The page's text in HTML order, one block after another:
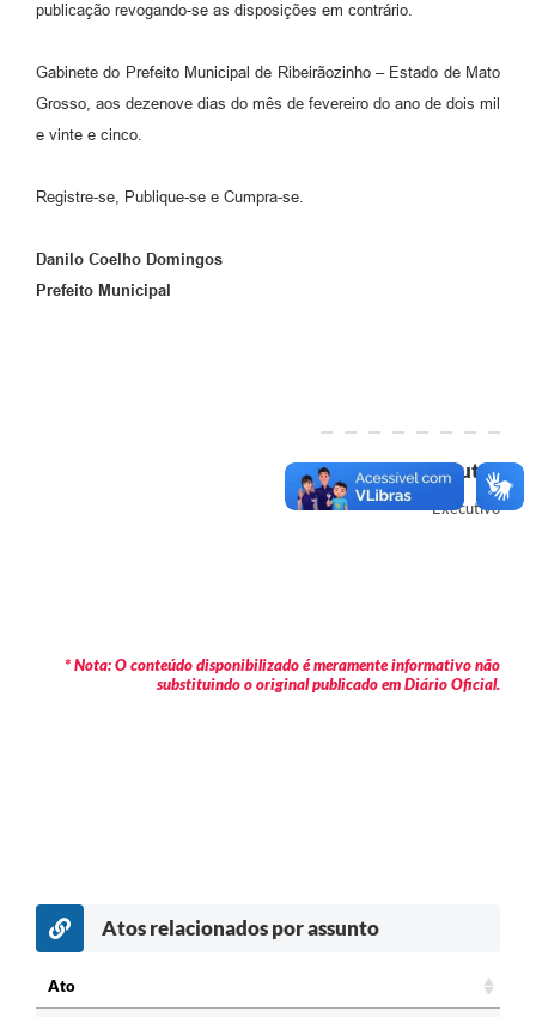
publicação revogando-se as disposições em contrário.
Gabinete do Prefeito Municipal de Ribeirãozinho – Estado de Mato
Grosso, aos dezenove dias do mês de fevereiro do ano de dois mil
e vinte e cinco.
Registre-se, Publique-se e Cumpra-se.
Danilo Coelho Domingos
Prefeito Municipal
Autor
Executivo
* Nota: O conteúdo disponibilizado é meramente informativo não
substituindo o original publicado em Diário Oficial.
Atos relacionados por assunto
Ato